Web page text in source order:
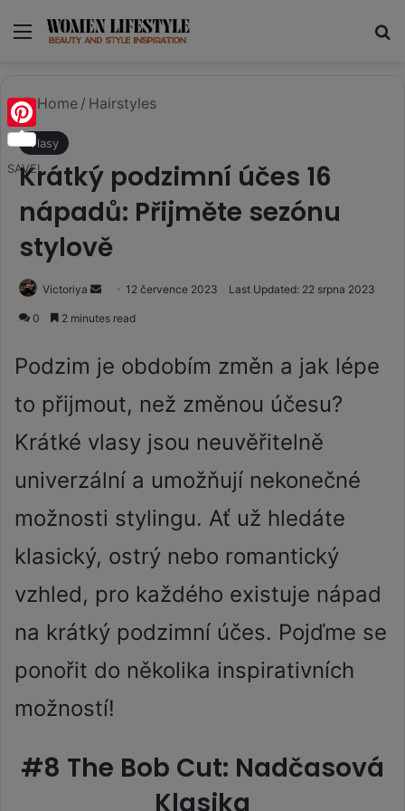
Menu
Home / Hairstyles
Vlasy
Krátký podzimní účes 16
nápadů: Přijměte sezónu
stylově
Victoriya
Send 12 července 2023 Last Updated: 22 srpna 2023
0 2 minutes read
Podzim je obdobím změn a jak lépe
to přijmout, než změnou účesu?
Krátké vlasy jsou neuvěřitelně
univerzální a umožňují nekonečné
možnosti stylingu. Ať už hledáte
klasický, ostrý nebo romantický
vzhled, pro každého existuje nápad
na krátký podzimní účes. Pojďme se
ponořit do několika inspirativních
možností!
#8 The Bob Cut: Nadčasová
Klasika
Pinterest
SAVE!